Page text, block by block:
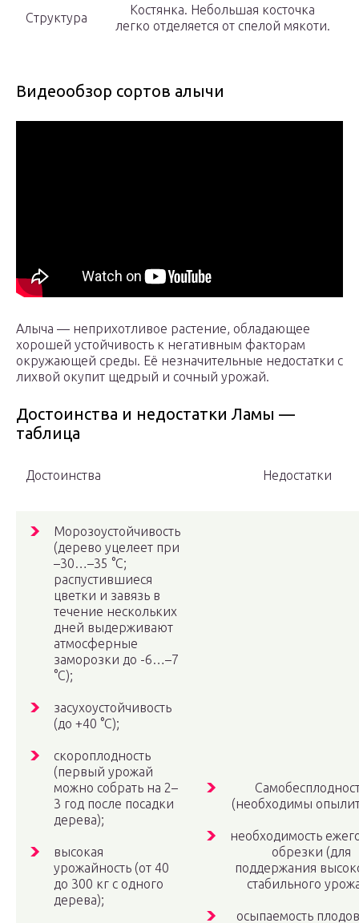
Структура
Костянка. Небольшая косточка
легко отделяется от спелой мякоти.
Видеообзор сортов алычи
Алыча — неприхотливое растение, обладающее
хорошей устойчивость к негативным факторам
окружающей среды. Её незначительные недостатки с
лихвой окупит щедрый и сочный урожай.
Достоинства и недостатки Ламы —
таблица
Достоинства Недостатки
Морозоустойчивость
(дерево уцелеет при
–30…–35 °C;
распустившиеся
цветки и завязь в
течение нескольких
дней выдерживают
атмосферные
заморозки до -6…–7
°C);
засухоустойчивость
(до +40 °C);
скороплодность
(первый урожай
можно собрать на 2–
3 год после посадки
дерева);
высокая
урожайность (от 40
до 300 кг с одного
дерева);
(необходимы
необходимость
обрезки (для
поддержания
стабильного
осыпаемость